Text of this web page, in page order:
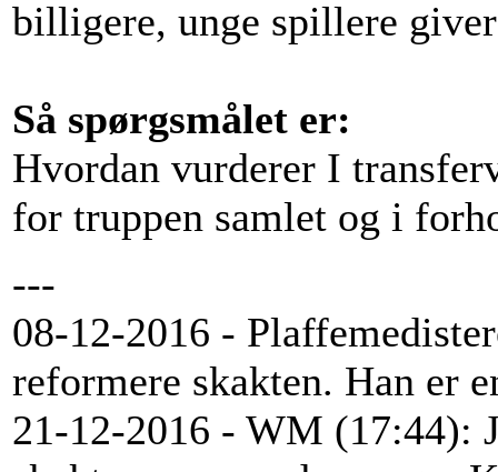
billigere, unge spillere
Så spørgsmålet er:
Hvordan vurderer I
for truppen samlet og i
---
08-12-2016 -
reformere skakten. Han er
21-12-2016 - WM (17:44):